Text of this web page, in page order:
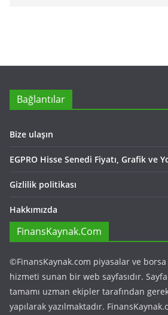
Bağlantılar
Bize ulaşın
EGPRO Hisse Senedi Fiyatı, Grafik ve
Gizlilik politikası
Hakkımızda
FinansKaynak.Com
©FinansKaynak.com piyasalar ve borsa
hizmeti sunan bir web sayfasıdır.
tamamı uzman ekipler tarafından
yapılarak yazılmaktadır.